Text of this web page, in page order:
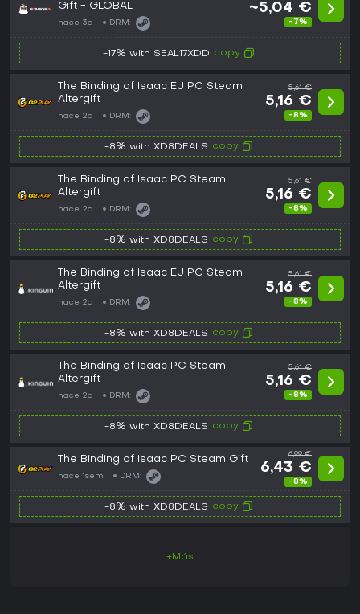
Gift - GLOBAL
hace 3d DRM:
~5,04 €
-7%
-17% with SEAL17XDD copy
The Binding of Isaac EU PC Steam
Altergift
hace 2d DRM:
5,61 €
5,16 €
-8%
-8% with XD8DEALS copy
The Binding of Isaac PC Steam
Altergift
hace 2d DRM:
5,61 €
5,16 €
-8%
-8% with XD8DEALS copy
The Binding of Isaac EU PC Steam
Altergift
hace 2d DRM:
5,61 €
5,16 €
-8%
-8% with XD8DEALS copy
The Binding of Isaac PC Steam
Altergift
hace 2d DRM:
5,61 €
5,16 €
-8%
-8% with XD8DEALS copy
The Binding of Isaac PC Steam Gift
hace 1sem DRM:
6,99 €
6,43 €
-8%
-8% with XD8DEALS copy
+Más